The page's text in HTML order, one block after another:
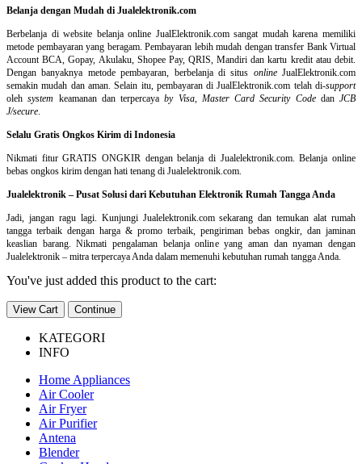
Belanja dengan Mudah di Jualelektronik.com
Berbelanja diwebsite belanja online JualElektronik.com sangat mudah karena memiliki
metode pembayaran yang beragam. Pembayaran lebih mudah dengan transfer Bank Virtual
Account BCA, Gopay, Akulaku, Shopee Pay, QRIS, Mandiri dan kartu kredit atau debit.
Dengan banyaknya metode pembayaran, berbelanja di situs onlineJualElektronik.com
semakin mudah dan aman. Selain itu, pembayaran di JualElektronik.com telah di-support
olehsystem keamanan dan terpercayaby Visa, Master Card Security Codedan JCB
J/secure.
Selalu Gratis Ongkos Kirim di Indonesia
Nikmati fitur GRATIS ONGKIR dengan belanja di Jualelektronik.com. Belanja online
bebas ongkos kirim dengan hati tenang di Jualelektronik.com.
Jualelektronik – Pusat Solusi dari Kebutuhan Elektronik Rumah Tangga Anda
Jadi, jangan ragu lagi. Kunjungi Jualelektronik.com sekarang dan temukan alat rumah
tangga terbaik dengan harga & promo terbaik, pengiriman bebas ongkir, dan jaminan
keaslian barang. Nikmati pengalaman belanja online yang aman dan nyaman dengan
Jualelektronik – mitra terpercaya Anda dalam memenuhi kebutuhan rumah tangga Anda.
You've just added this product to the cart:
View Cart Continue
KATEGORI
INFO
Home Appliances
Air Cooler
Air Fryer
Air Purifier
Antena
Blender